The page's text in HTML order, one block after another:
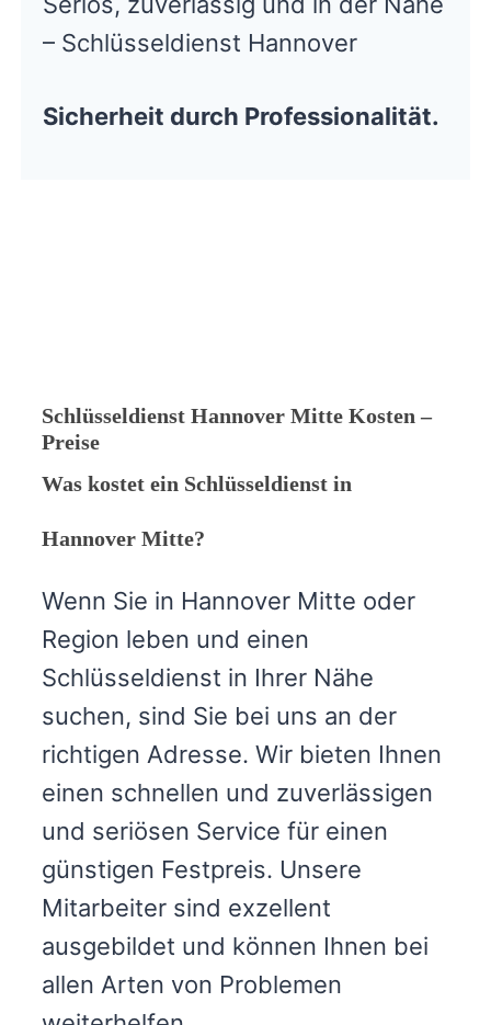
– Schlüsseldienst Hannover
Sicherheit durch Professionalität.
Schlüsseldienst Hannover Mitte Kosten –
Preise
Was kostet ein Schlüsseldienst in
Hannover Mitte?
Wenn Sie in Hannover Mitte oder
Region leben und einen
Schlüsseldienst in Ihrer Nähe
suchen, sind Sie bei uns an der
richtigen Adresse. Wir bieten Ihnen
einen schnellen und zuverlässigen
und seriösen Service für einen
günstigen Festpreis. Unsere
Mitarbeiter sind exzellent
ausgebildet und können Ihnen bei
allen Arten von Problemen